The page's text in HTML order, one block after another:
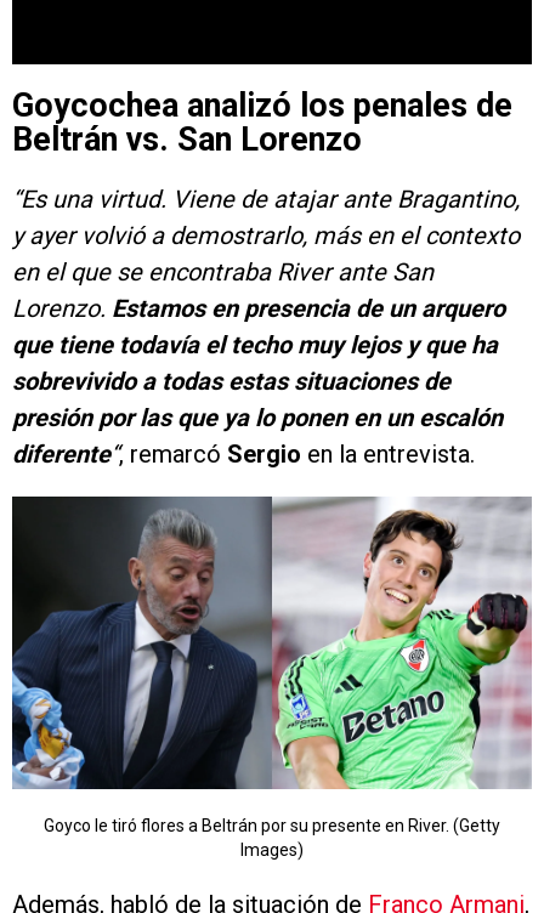
Goycochea analizó los penales de
Beltrán vs. San Lorenzo
“Es una virtud. Viene de atajar ante Bragantino,
y ayer volvió a demostrarlo, más en el contexto
en el que se encontraba River ante San
Lorenzo. Estamos en presencia de un arquero
que tiene todavía el techo muy lejos y que ha
sobrevivido a todas estas situaciones de
presión por las que ya lo ponen en un escalón
diferente“, remarcó Sergio en la entrevista.
Goyco le tiró flores a Beltrán por su presente en River. (Getty
Images)
Además, habló de la situación de Franco Armani,